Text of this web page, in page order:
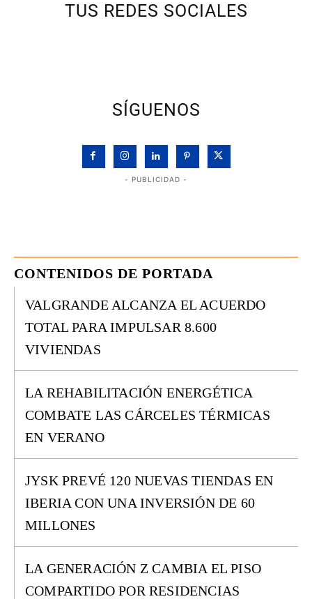
TUS REDES SOCIALES
SÍGUENOS
- PUBLICIDAD -
CONTENIDOS DE PORTADA
VALGRANDE ALCANZA EL ACUERDO
TOTAL PARA IMPULSAR 8.600
VIVIENDAS
LA REHABILITACIÓN ENERGÉTICA
COMBATE LAS CÁRCELES TÉRMICAS
EN VERANO
JYSK PREVÉ 120 NUEVAS TIENDAS EN
IBERIA CON UNA INVERSIÓN DE 60
MILLONES
LA GENERACIÓN Z CAMBIA EL PISO
COMPARTIDO POR RESIDENCIAS